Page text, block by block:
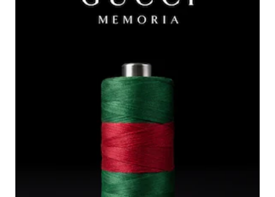
Persönlichkeiten & Events